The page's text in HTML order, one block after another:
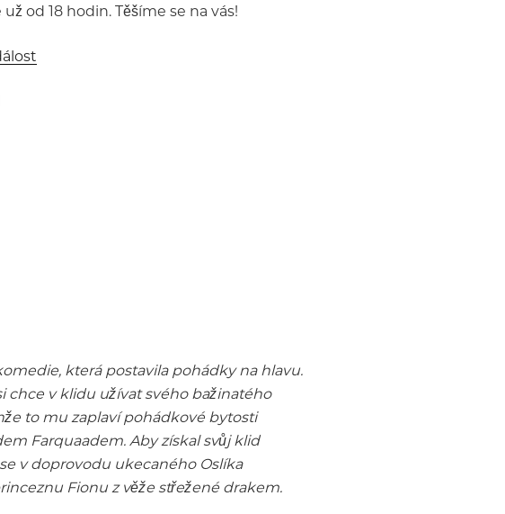
od 18 hodin. Těšíme se na vás!
která postavila pohádky na hlavu.
chce v klidu užívat svého bažinatého
to mu zaplaví pohádkové bytosti
Farquaadem. Aby získal svůj klid
v doprovodu ukecaného Oslíka
Fionu z věže střežené drakem.